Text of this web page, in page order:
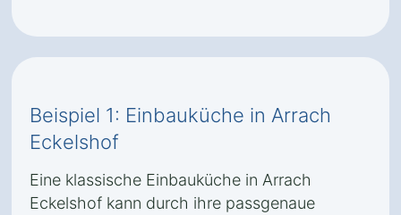
Beispiel 1: Einbauküche in Arrach
Eckelshof
Eine klassische Einbauküche in Arrach
Eckelshof kann durch ihre passgenaue